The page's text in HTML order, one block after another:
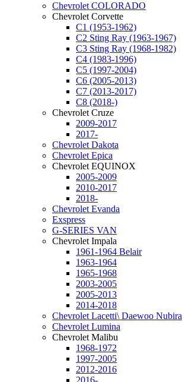
Chevrolet COLORADO
Chevrolet Corvette
C1 (1953-1962)
C2 Sting Ray (1963-1967)
C3 Sting Ray (1968-1982)
C4 (1983-1996)
C5 (1997-2004)
C6 (2005-2013)
C7 (2013-2017)
C8 (2018-)
Chevrolet Cruze
2009-2017
2017-
Chevrolet Dakota
Chevrolet Epica
Chevrolet EQUINOX
2005-2009
2010-2017
2018-
Chevrolet Evanda
Exspress
G-SERIES VAN
Chevrolet Impala
1961-1964 Belair
1963-1964
1965-1968
2003-2005
2005-2013
2014-2018
Chevrolet Lacetti\ Daewoo Nubira
Chevrolet Lumina
Chevrolet Malibu
1968-1972
1997-2005
2012-2016
2016-